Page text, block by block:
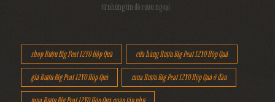
từ những tín đồ rượu ngoại
shop Rượu Big Peat 12YO Hộp Quà cửa hàng Rượu Big Peat 12YO Hộp Quà
giá Rượu Big Peat 12YO Hộp Quà mua Rượu Big Peat 12YO Hộp Quà ở đâu